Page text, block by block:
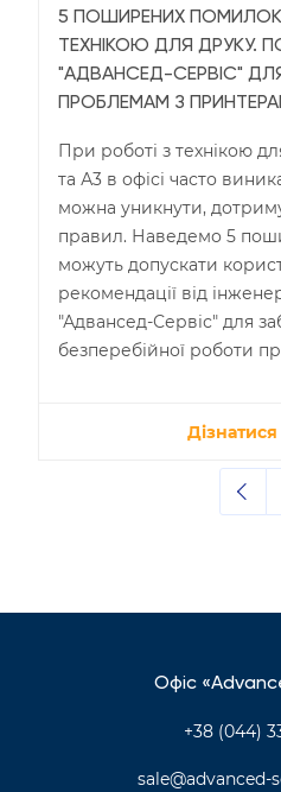
5 ПОШИРЕНИХ ПОМИЛОК
ТЕХНІКОЮ ДЛЯ ДРУКУ.
"АДВАНСЕД-СЕРВІС"
ПРОБЛЕМАМ З
При роботі з технікою
та А3 в офісі часто
можна уникнути,
правил. Наведемо 5
можуть допускати
рекомендації від
"Адвансед-Сервіс" для
безперебійної роботи
Офіс
+38 (044)
sale@advanced-